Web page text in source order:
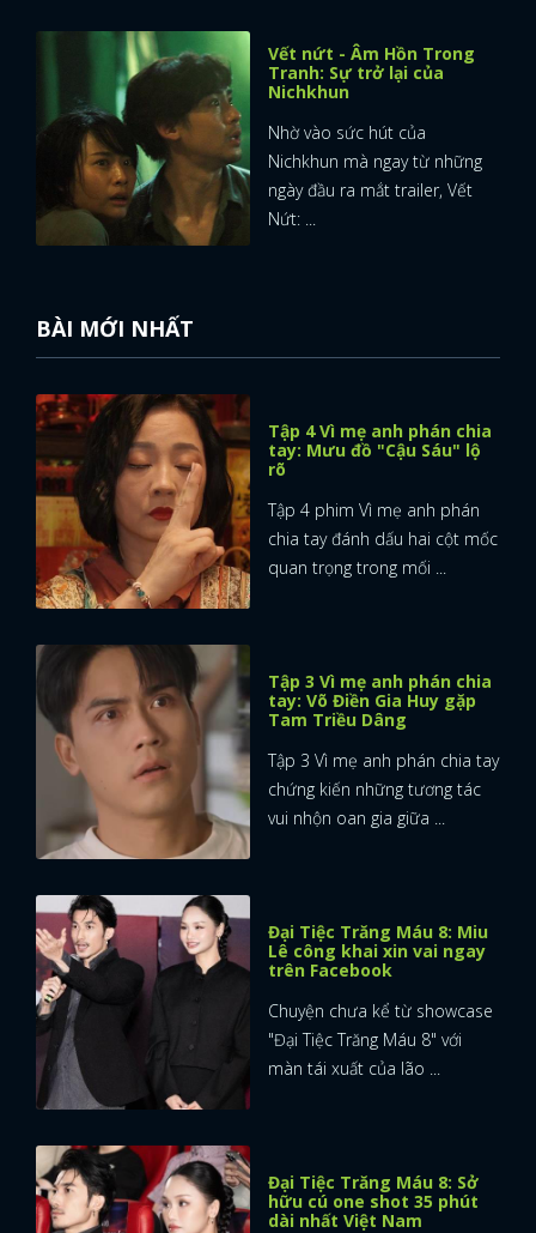
FACEBOOK GOOGLE
Vết nứt - Âm Hồn Trong
Tranh: Sự trở lại của
Nichkhun
Nhờ vào sức hút của
Nichkhun mà ngay từ những
ngày đầu ra mắt trailer, Vết
Nứt: ...
BÀI MỚI NHẤT
Tập 4 Vì mẹ anh phán chia
tay: Mưu đồ "Cậu Sáu" lộ
rõ
Tập 4 phim Vì mẹ anh phán
chia tay đánh dấu hai cột mốc
quan trọng trong mối ...
Tập 3 Vì mẹ anh phán chia
tay: Võ Điền Gia Huy gặp
Tam Triều Dâng
Tập 3 Vì mẹ anh phán chia tay
chứng kiến những tương tác
vui nhộn oan gia giữa ...
Đại Tiệc Trăng Máu 8: Miu
Lê công khai xin vai ngay
trên Facebook
Chuyện chưa kể từ showcase
"Đại Tiệc Trăng Máu 8" với
màn tái xuất của lão ...
Đại Tiệc Trăng Máu 8: Sở
hữu cú one shot 35 phút
dài nhất Việt Nam